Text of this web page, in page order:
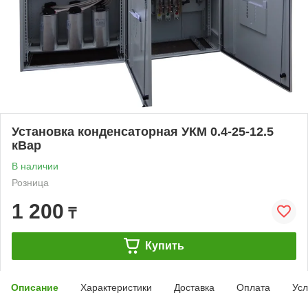
Установка конденсаторная УКМ 0.4-25-12.5
кВар
В наличии
Розница
1 200 ₸
Купить
Описание Характеристики Доставка Оплата